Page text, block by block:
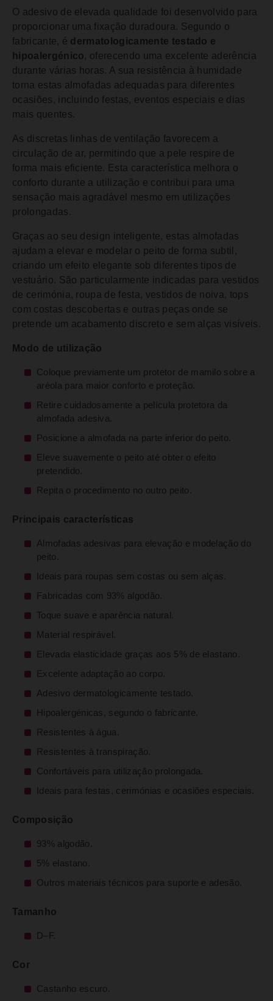
O adesivo de elevada qualidade foi desenvolvido para
proporcionar uma fixação duradoura. Segundo o
fabricante, é dermatologicamente testado e
hipoalergénico, oferecendo uma excelente aderência
durante várias horas. A sua resistência à humidade
torna estas almofadas adequadas para diferentes
ocasiões, incluindo festas, eventos especiais e dias
mais quentes.
As discretas linhas de ventilação favorecem a
circulação de ar, permitindo que a pele respire de
forma mais eficiente. Esta característica melhora o
conforto durante a utilização e contribui para uma
sensação mais agradável mesmo em utilizações
prolongadas.
Graças ao seu design inteligente, estas almofadas
ajudam a elevar e modelar o peito de forma subtil,
criando um efeito elegante sob diferentes tipos de
vestuário. São particularmente indicadas para vestidos
de cerimónia, roupa de festa, vestidos de noiva, tops
com costas descobertas e outras peças onde se
pretende um acabamento discreto e sem alças visíveis.
Modo de utilização
Coloque previamente um protetor de mamilo sobre a
aréola para maior conforto e proteção.
Retire cuidadosamente a película protetora da
almofada adesiva.
Posicione a almofada na parte inferior do peito.
Eleve suavemente o peito até obter o efeito
pretendido.
Repita o procedimento no outro peito.
Principais características
Almofadas adesivas para elevação e modelação do
peito.
Ideais para roupas sem costas ou sem alças.
Fabricadas com 93% algodão.
Toque suave e aparência natural.
Material respirável.
Elevada elasticidade graças aos 5% de elastano.
Excelente adaptação ao corpo.
Adesivo dermatologicamente testado.
Hipoalergénicas, segundo o fabricante.
Resistentes à água.
Resistentes à transpiração.
Confortáveis para utilização prolongada.
Ideais para festas, cerimónias e ocasiões especiais.
Composição
93% algodão.
5% elastano.
Outros materiais técnicos para suporte e adesão.
Tamanho
D–F.
Cor
Castanho escuro.